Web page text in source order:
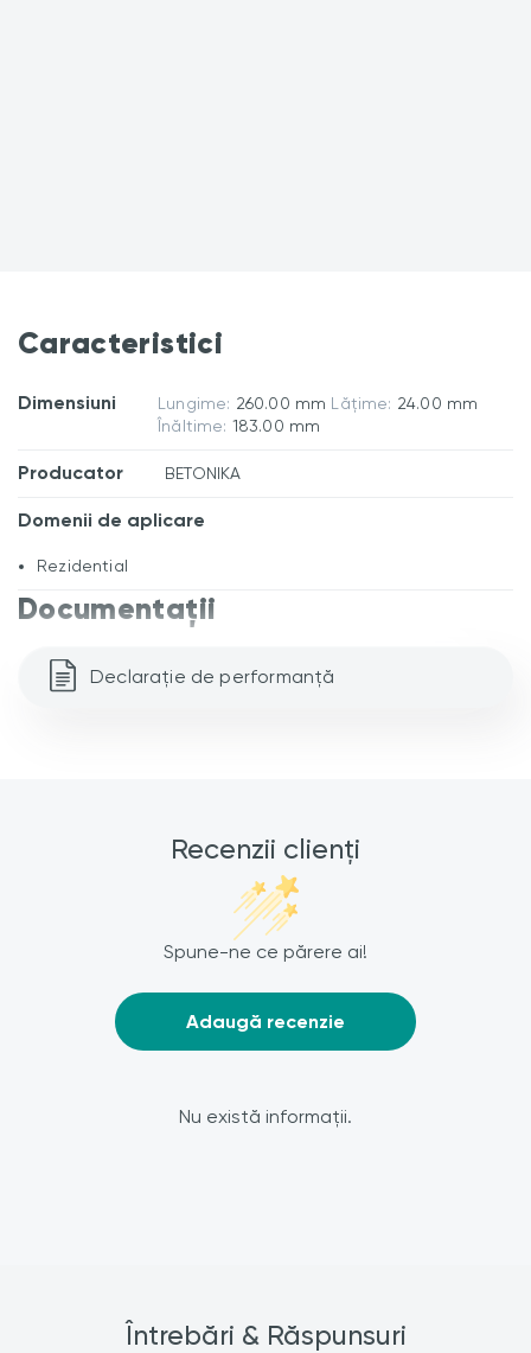
Caracteristici
Dimensiuni Lungime: 260.00 mm Lățime: 24.00 mm
Înăltime: 183.00 mm
Producator BETONIKA
Domenii de aplicare
Rezidential
Documentații
Declarație de performanță
Recenzii clienți
Spune-ne ce părere ai!
Adaugă recenzie
Nu există informații.
Întrebări & Răspunsuri